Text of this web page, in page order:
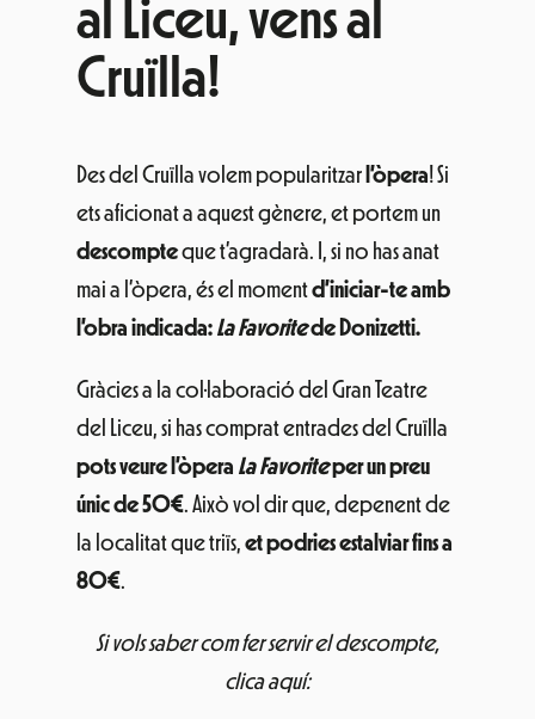
al Liceu, vens al
Cruïlla!
Des del Cruïlla volem popularitzar l’òpera! Si
ets aficionat a aquest gènere, et portem un
descompteque t’agradarà. I, si no has anat
mai a l’òpera, és el momentd’iniciar-te amb
l’obra indicada: La Favoritede Donizetti.
Gràcies a la col·laboració del Gran Teatre
del Liceu, si has comprat entrades del Cruïlla
pots veure l’òpera La Favoriteper un preu
únic de 50€. Això vol dir que, depenent de
la localitat que triïs, et podries estalviar fins a
80€.
Si vols saber com fer servir el descompte,
clica aquí: